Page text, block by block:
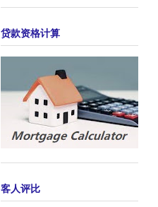
贷款资格计算
客人评比